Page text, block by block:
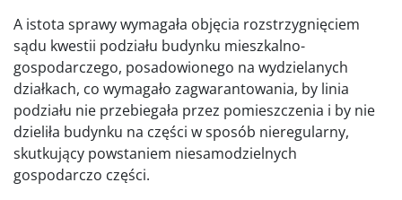
A istota sprawy wymagała objęcia rozstrzygnięciem
sądu kwestii podziału budynku mieszkalno-
gospodarczego, posadowionego na wydzielanych
działkach, co wymagało zagwarantowania, by linia
podziału nie przebiegała przez pomieszczenia i by nie
dzieliła budynku na części w sposób nieregularny,
skutkujący powstaniem niesamodzielnych
gospodarczo części.